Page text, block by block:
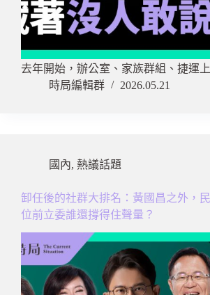
去年開始，辦公室、家族群組、捷運
時局編輯群
2026.05.21
國內, 熱議話題
卸任後的社群大排名：黃國昌之外，
位前立委誰還撐得住聲量？